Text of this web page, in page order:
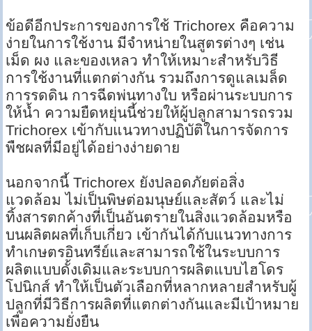
ข้อดีอีกประการของการใช้ Trichorex คือความ
ง่ายในการใช้งาน มีจำหน่ายในสูตรต่างๆ เช่น
เม็ด ผง และของเหลว ทำให้เหมาะสำหรับวิธี
การใช้งานที่แตกต่างกัน รวมถึงการดูแลเมล็ด
การรดดิน การฉีดพ่นทางใบ หรือผ่านระบบการ
ให้น้ำ ความยืดหยุ่นนี้ช่วยให้ผู้ปลูกสามารถรวม
Trichorex เข้ากับแนวทางปฏิบัติในการจัดการ
พืชผลที่มีอยู่ได้อย่างง่ายดาย
นอกจากนี้ Trichorex ยังปลอดภัยต่อสิ่ง
แวดล้อม ไม่เป็นพิษต่อมนุษย์และสัตว์ และไม่
ทิ้งสารตกค้างที่เป็นอันตรายในสิ่งแวดล้อมหรือ
บนผลิตผลที่เก็บเกี่ยว เข้ากันได้กับแนวทางการ
ทำเกษตรอินทรีย์และสามารถใช้ในระบบการ
ผลิตแบบดั้งเดิมและระบบการผลิตแบบไฮโดร
โปนิกส์ ทำให้เป็นตัวเลือกที่หลากหลายสำหรับผู้
ปลูกที่มีวิธีการผลิตที่แตกต่างกันและมีเป้าหมาย
เพื่อความยั่งยืน